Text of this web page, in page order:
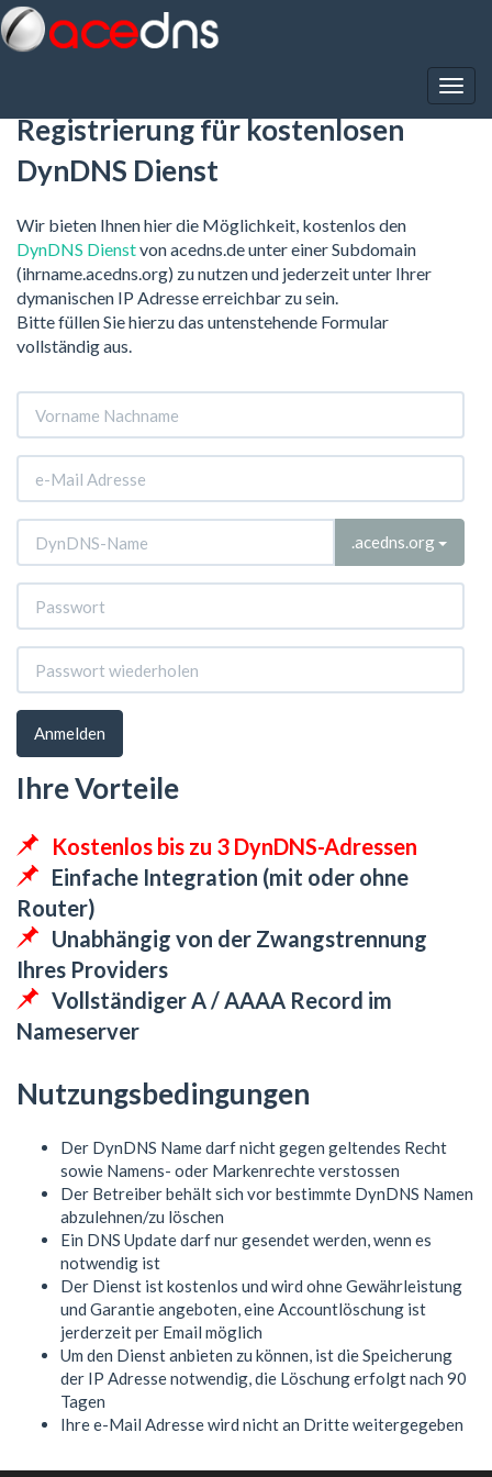
Registrierung für kostenlosen
DynDNS Dienst
Wir bieten Ihnen hier die Möglichkeit, kostenlos den
DynDNS Dienstvon acedns.de unter einer Subdomain
(ihrname.acedns.org) zu nutzen und jederzeit unter Ihrer
dymanischen IP Adresse erreichbar zu sein.
Bitte füllen Sie hierzu das untenstehende Formular
vollständig aus.
.acedns.org
Anmelden
Ihre Vorteile
Kostenlos bis zu 3 DynDNS-Adressen
Einfache Integration (mit oder ohne
Router)
Unabhängig von der Zwangstrennung
Ihres Providers
Vollständiger A / AAAA Record im
Nameserver
Nutzungsbedingungen
Der DynDNS Name darf nicht gegen geltendes Recht
sowie Namens- oder Markenrechte verstossen
Der Betreiber behält sich vor bestimmte DynDNS Namen
abzulehnen/zu löschen
Ein DNS Update darf nur gesendet werden, wenn es
notwendig ist
Der Dienst ist kostenlos und wird ohne Gewährleistung
und Garantie angeboten, eine Accountlöschung ist
jerderzeit per Email möglich
Um den Dienst anbieten zu können, ist die Speicherung
der IP Adresse notwendig, die Löschung erfolgt nach 90
Tagen
Ihre e-Mail Adresse wird nicht an Dritte weitergegeben